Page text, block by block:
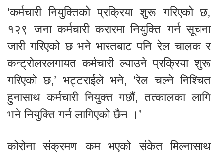
‘कर्मचारी नियुक्तिको प्रक्रिया शुरू गरिएको छ,
१२९ जना कर्मचारी करारमा नियुक्ति गर्न सूचना
जारी गरिएको छ भने भारतबाट पनि रेल चालक र
कन्ट्रोलरलगायत कर्मचारी ल्याउने प्रक्रिया शुरू
गरिएको छ,’ भट्टराईले भने, ‘रेल चल्ने निश्चित
हुनासाथ कर्मचारी नियुक्त गछौंं, तत्कालका लागि
भने नियुक्ति गर्न लागिएको छैन ।’
कोरोना संक्रमण कम भएको संकेत मिल्नासाथ